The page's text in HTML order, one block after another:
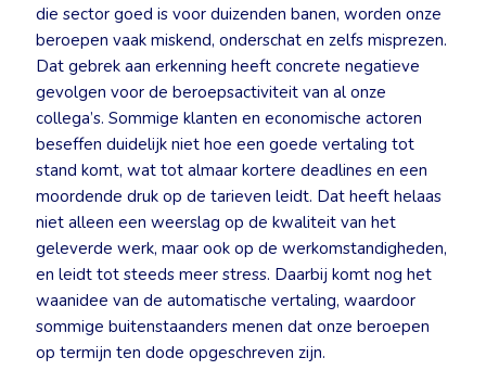
die sector goed is voor duizenden banen, worden onze
beroepen vaak miskend, onderschat en zelfs misprezen.
Dat gebrek aan erkenning heeft concrete negatieve
gevolgen voor de beroepsactiviteit van al onze
collega’s. Sommige klanten en economische actoren
beseffen duidelijk niet hoe een goede vertaling tot
stand komt, wat tot almaar kortere deadlines en een
moordende druk op de tarieven leidt. Dat heeft helaas
niet alleen een weerslag op de kwaliteit van het
geleverde werk, maar ook op de werkomstandigheden,
en leidt tot steeds meer stress. Daarbij komt nog het
waanidee van de automatische vertaling, waardoor
sommige buitenstaanders menen dat onze beroepen
op termijn ten dode opgeschreven zijn.